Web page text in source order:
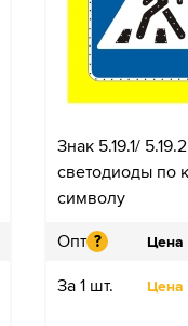
Знак 5.19.1/
светодиоды по
символу
Опт ? Цена
За 1 шт. Цена